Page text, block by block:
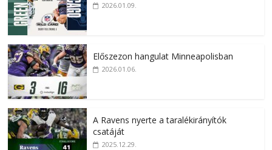
2026.01.09.
Előszezon hangulat Minneapolisban
2026.01.06.
A Ravens nyerte a taralékirányítók
csatáját
2025.12.29.